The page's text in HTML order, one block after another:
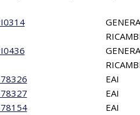
EAI
EAI
EAI